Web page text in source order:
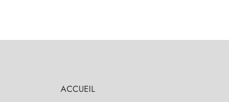
ACCUEIL